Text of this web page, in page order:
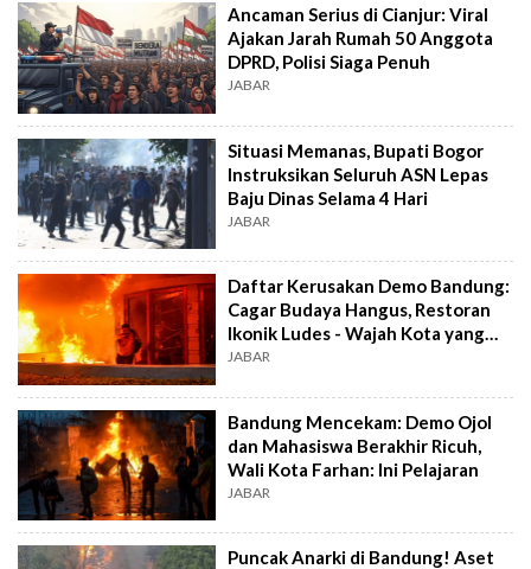
Ancaman Serius di Cianjur: Viral
Ajakan Jarah Rumah 50 Anggota
DPRD, Polisi Siaga Penuh
JABAR
Situasi Memanas, Bupati Bogor
Instruksikan Seluruh ASN Lepas
Baju Dinas Selama 4 Hari
JABAR
Daftar Kerusakan Demo Bandung:
Cagar Budaya Hangus, Restoran
Ikonik Ludes - Wajah Kota yang
Terluka
JABAR
Bandung Mencekam: Demo Ojol
dan Mahasiswa Berakhir Ricuh,
Wali Kota Farhan: Ini Pelajaran
JABAR
Puncak Anarki di Bandung! Aset